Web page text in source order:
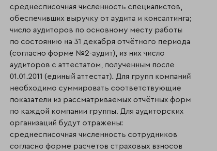
среднесписочная численность специалистов,
обеспечивших выручку от аудита и консалтинга;
число аудиторов по основному месту работы
по состоянию на 31 декабря отчётного периода
(согласно форме №2-аудит), из них число
аудиторов с аттестатом, полученным после
01.01.2011 (единый аттестат). Для групп компаний
необходимо суммировать соответствующие
показатели из рассматриваемых отчётных форм
по каждой компании группы. Для аудиторских
организаций будут отражены:
среднесписочная численность сотрудников
согласно форме расчётов страховых взносов